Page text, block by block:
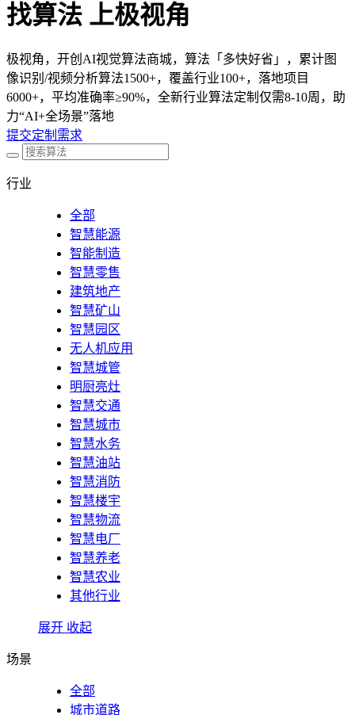
找算法 上极视角
极视角，开创AI视觉算法商城，算法「多快好省」，累计图
像识别/视频分析算法1500+，覆盖行业100+，落地项目
6000+，平均准确率≥90%，全新行业算法定制仅需8-10周，助
力“AI+全场景”落地
提交定制需求
行业
全部
智慧能源
智能制造
智慧零售
建筑地产
智慧矿山
智慧园区
无人机应用
智慧城管
明厨亮灶
智慧交通
智慧城市
智慧水务
智慧油站
智慧消防
智慧楼宇
智慧物流
智慧电厂
智慧养老
智慧农业
其他行业
展开 收起
场景
全部
城市道路